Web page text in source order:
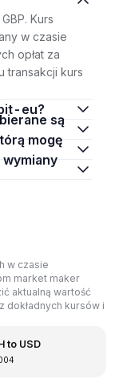
Kurs
w czasie
opłat za
transakcji kurs
eu?
w czasie
market maker
aktualną wartość
dokładnych kursów i
to USD